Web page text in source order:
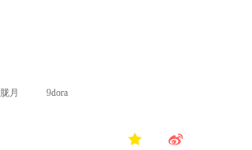
胧月 9dora